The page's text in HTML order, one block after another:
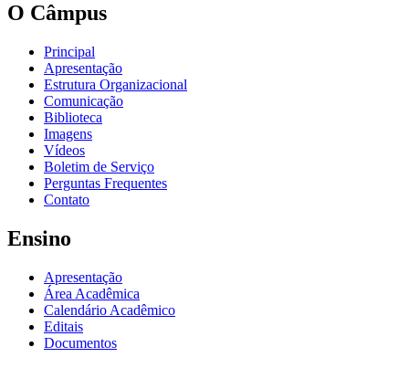
O Câmpus
Principal
Apresentação
Estrutura Organizacional
Comunicação
Biblioteca
Imagens
Vídeos
Boletim de Serviço
Perguntas Frequentes
Contato
Ensino
Apresentação
Área Acadêmica
Calendário Acadêmico
Editais
Documentos